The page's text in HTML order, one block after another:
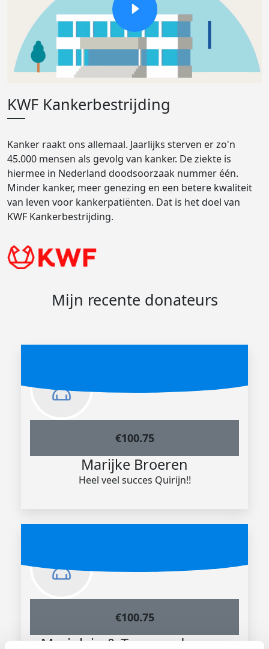
KWF Kankerbestrijding
Kanker raakt ons allemaal. Jaarlijks sterven er zo'n
45.000 mensen als gevolg van kanker. De ziekte is
hiermee in Nederland doodsoorzaak nummer één.
Minder kanker, meer genezing en een betere kwaliteit
van leven voor kankerpatiënten. Dat is het doel van
KWF Kankerbestrijding.
Mijn recente donateurs
€100.75
Marijke Broeren
Heel veel succes Quirijn!!
€100.75
Marjolein & Ton van den van